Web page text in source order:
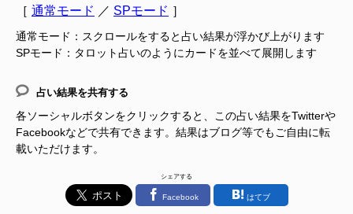
［ 通常モード ／ SPモード ］
通常モード：スクロールをすると占い結果が浮かび上がります
SPモード：タロット占いのようにカードを並べて展開します
占い結果を共有する
各ソーシャルボタンをクリックすると、この占い結果をTwitterや
Facebookなどで共有できます。結果はブログ等でもご自由に転
載いただけます。
シェアする
Facebook はてブ